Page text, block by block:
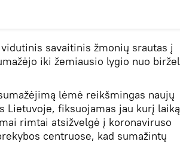
savaitinis žmonių srautas į
iki žemiausio lygio nuo
lėmė reikšmingas naujų
Lietuvoje, fiksuojamas jau kurį
rimtai atsižvelgė į koronaviruso
centruose, kad sumažintų